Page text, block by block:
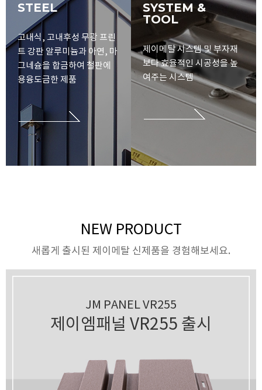
STEEL
고내식, 고내후성 무광 프린
트 강판 알루미늄과 아연, 마
그네슘을 합금하여 철판에
용융도금한 제품
SYSTEM &
TOOL
제이메탈 시스템 및 부자재
보다 효율적인 시공성을높
여주는 시스템
NEW PRODUCT
새롭게 출시된 제이메탈 신제품을 경험해보세요.
JM PANEL VR255
제이엠패널 VR255 출시